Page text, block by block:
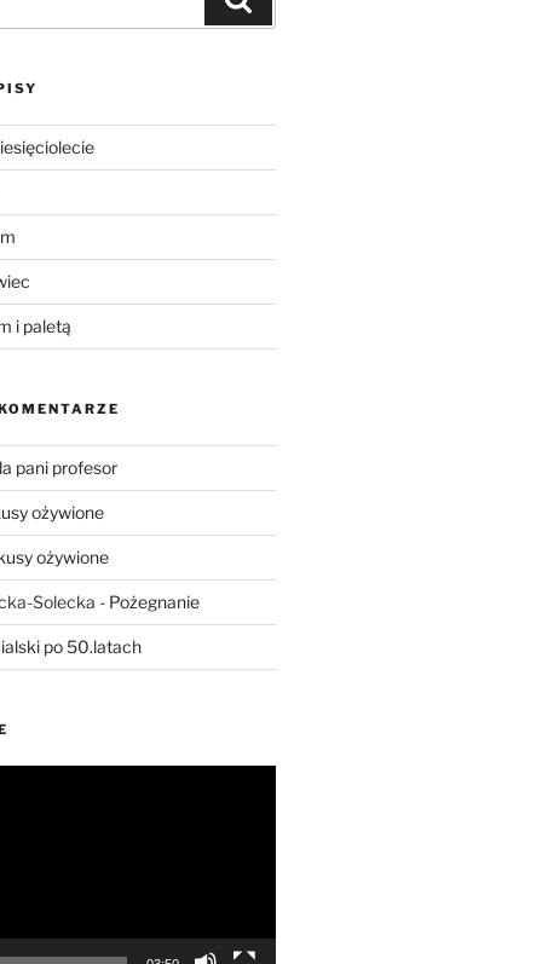
i paletą
pani profesor
ożywione
ożywione
Solecka - Pożegnanie
po 50.latach